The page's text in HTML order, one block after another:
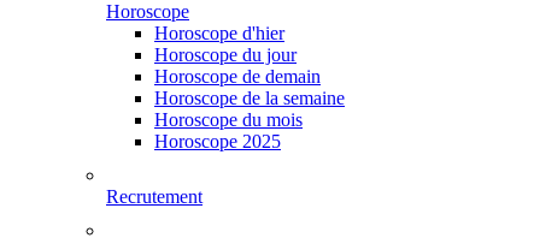
Horoscope
Horoscope d'hier
Horoscope du jour
Horoscope de demain
Horoscope de la semaine
Horoscope du mois
Horoscope 2025
Recrutement